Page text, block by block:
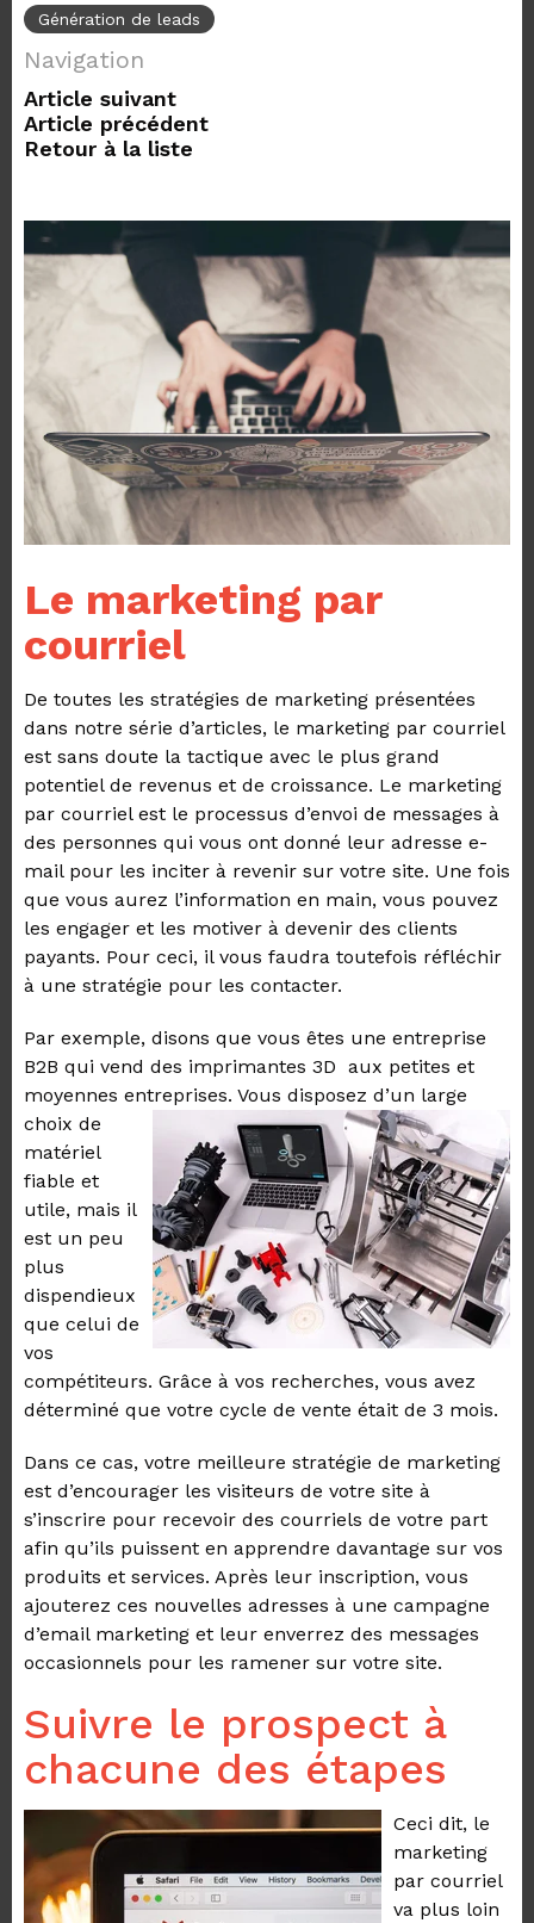
Génération de leads
Navigation
Article suivant
Article précédent
Retour à la liste
Le marketing par
courriel
De toutes les stratégies de marketing présentées
dans notre série d’articles, le marketing par courriel
est sans doute la tactique avec le plus grand
potentiel de revenus et de croissance. Le marketing
par courriel est le processus d’envoi de messages à
des personnes qui vous ont donné leur adresse e-
mail pour les inciter à revenir sur votre site. Une fois
que vous aurez l’information en main, vous pouvez
les engager et les motiver à devenir des clients
payants. Pour ceci, il vous faudra toutefois réfléchir
à une stratégie pour les contacter.
Par exemple, disons que vous êtes une entreprise
B2B qui vend des imprimantes 3D aux petites et
moyennes entreprises. Vous disposez d’un large
choix de
matériel
fiable et
utile, mais il
est un peu
plus
dispendieux
que celui de
vos
compétiteurs. Grâce à vos recherches, vous avez
déterminé que votre cycle de vente était de 3 mois.
Dans ce cas, votre meilleure stratégie de marketing
est d’encourager les visiteurs de votre site à
s’inscrire pour recevoir des courriels de votre part
afin qu’ils puissent en apprendre davantage sur vos
produits et services. Après leur inscription, vous
ajouterez ces nouvelles adresses à une campagne
d’email marketing et leur enverrez des messages
occasionnels pour les ramener sur votre site.
Suivre le prospect à
chacune des étapes
Ceci dit, le
marketing
par courriel
va plus loin